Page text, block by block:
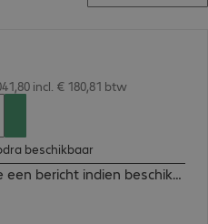
incl. € 180,81 btw
beschikbaar
een bericht indien beschikbaar